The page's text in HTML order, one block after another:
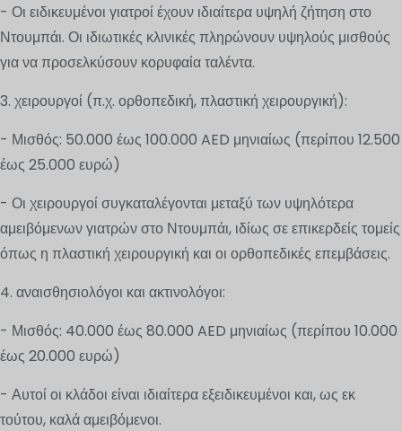
- Οι ειδικευμένοι γιατροί έχουν ιδιαίτερα υψηλή ζήτηση στο
Ντουμπάι. Οι ιδιωτικές κλινικές πληρώνουν υψηλούς μισθούς
για να προσελκύσουν κορυφαία ταλέντα.
3. χειρουργοί (π.χ. ορθοπεδική, πλαστική χειρουργική):
- Μισθός: 50.000 έως 100.000 AED μηνιαίως (περίπου 12.500
έως 25.000 ευρώ)
- Οι χειρουργοί συγκαταλέγονται μεταξύ των υψηλότερα
αμειβόμενων γιατρών στο Ντουμπάι, ιδίως σε επικερδείς τομείς
όπως η πλαστική χειρουργική και οι ορθοπεδικές επεμβάσεις.
4. αναισθησιολόγοι και ακτινολόγοι:
- Μισθός: 40.000 έως 80.000 AED μηνιαίως (περίπου 10.000
έως 20.000 ευρώ)
- Αυτοί οι κλάδοι είναι ιδιαίτερα εξειδικευμένοι και, ως εκ
τούτου, καλά αμειβόμενοι.